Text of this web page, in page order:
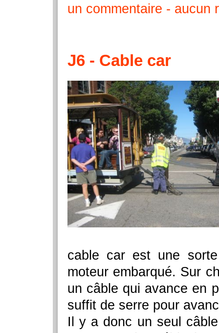
un commentaire
aucun
J6 - Cable car
cable car est une
moteur embarqué. Sur
un câble qui avance en
suffit de serre pour
Il y a donc un seul